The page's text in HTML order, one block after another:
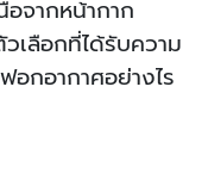
จากหน้ากาก
เลือกที่ได้รับความ
อกอากาศอย่างไร